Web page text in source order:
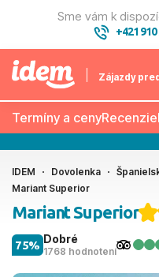
Sme vám k
+421 910
Zájazdy
Termíny a cenyRecenzie
IDEM Dovolenka
Mariant Superior
Mariant Superior
Dobré
1768 hodnotení
75%